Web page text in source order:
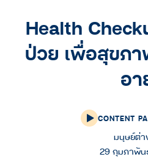
Health
ป่วย เพื่อสุขภ
อา
CONTENT
มนุษย์ต่า
29 กุมภาพัน